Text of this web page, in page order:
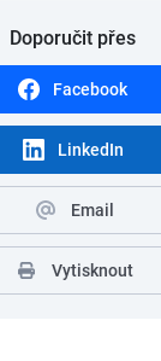
Doporučit přes
Facebook
LinkedIn
Email
Vytisknout